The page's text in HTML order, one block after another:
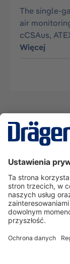
The single-
air
cCSAus,
Więcej
Serwisowa
O nas
Korzystanie